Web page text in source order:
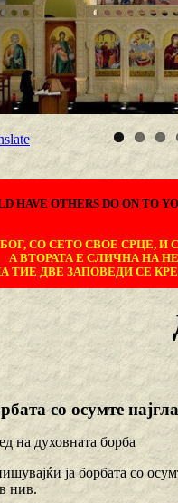
HAVE OTHERS DO ON TO
СО СЕТО СВОЕ СРЦЕ, И
А ВТОРАТА Е СЛИЧНА НА
ТИЕ ДВЕ ЗАПОВЕДИ СЕ
со осумте
на духовната борба
ја борбата со
нив.